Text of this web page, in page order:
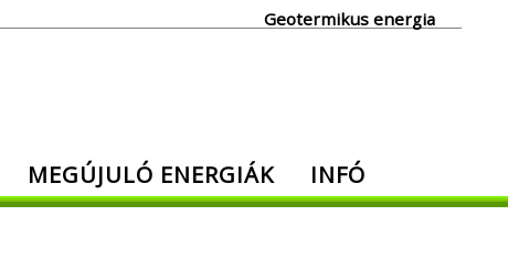
Geotermikus energia
MEGÚJULÓ ENERGIÁK INFÓ